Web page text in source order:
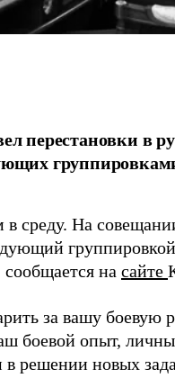
перестановки в
в среду. На
на сайте
за вашу боевую
боевой опыт,
решении новых